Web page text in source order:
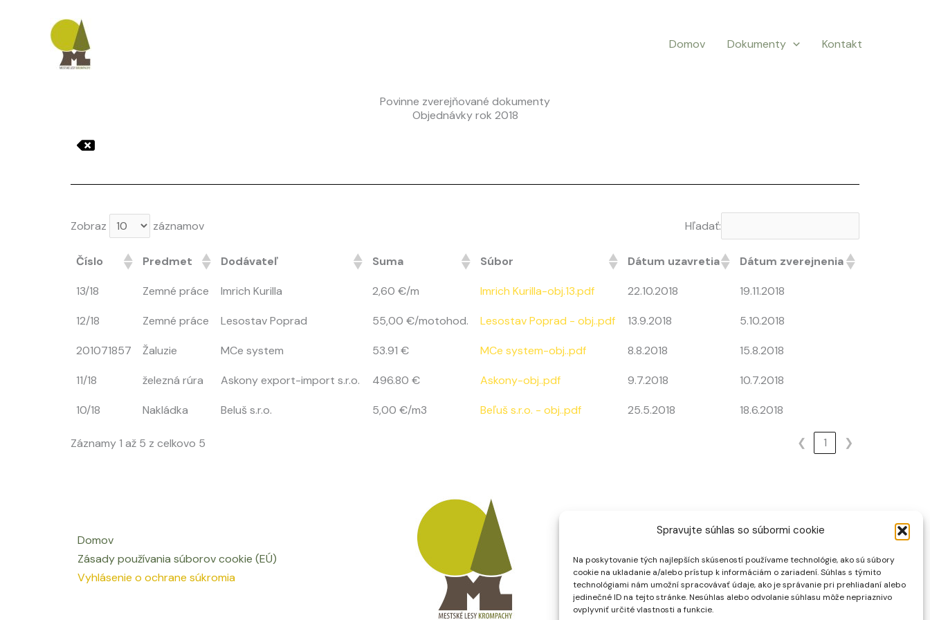
Spravujte súhlas so súbormi cookie
Na poskytovanie tých najlepších skúseností používame technológie, ako sú súbory
cookie na ukladanie a/alebo prístup k informáciám o zariadení. Súhlas s týmito
technológiami nám umožní spracovávať údaje, ako je správanie pri prehliadaní alebo
jedinečné ID na tejto stránke. Nesúhlas alebo odvolanie súhlasu môže nepriaznivo
ovplyvniť určité vlastnosti a funkcie.
Domov Dokumenty Kontakt
Povinne zverejňované dokumenty
Objednávky rok 2018
Zobraz záznamov Hľadať:
Číslo Predmet Dodávateľ Suma Súbor Dátum uzavretia Dátum zverejnenia
13/18 Zemné práce Imrich Kurilla 2,60 €/m Imrich Kurilla-obj.13.pdf 22.10.2018 19.11.2018
12/18 Zemné práce Lesostav Poprad 55,00 €/motohod. Lesostav Poprad - obj..pdf 13.9.2018 5.10.2018
201071857 Žaluzie MCe system 53.91 € MCe system-obj..pdf 8.8.2018 15.8.2018
11/18 železná rúra Askony export-import s.r.o. 496.80 € Askony-obj..pdf 9.7.2018 10.7.2018
10/18 Nakládka Beluš s.r.o. 5,00 €/m3 Beľuš s.r.o. - obj..pdf 25.5.2018 18.6.2018
Záznamy 1 až 5 z celkovo 5 ❮ 1 ❯
Domov
Zásady používania súborov cookie (EÚ)
Vyhlásenie o ochrane súkromia
Created by Hunter